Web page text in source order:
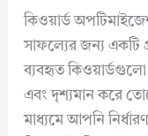
কিওয়ার্ড
সাফল্যের জন্য একটি
ব্যবহৃত কিওয়ার্ডগুলো
এবং দৃশ্যমান করে
মাধ্যমে আপনি